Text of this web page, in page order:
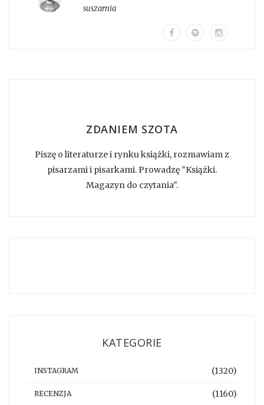
suszarnia
ZDANIEM SZOTA
Piszę o literaturze i rynku książki, rozmawiam z
pisarzami i pisarkami. Prowadzę "Książki.
Magazyn do czytania".
KATEGORIE
INSTAGRAM (1320)
RECENZJA (1160)